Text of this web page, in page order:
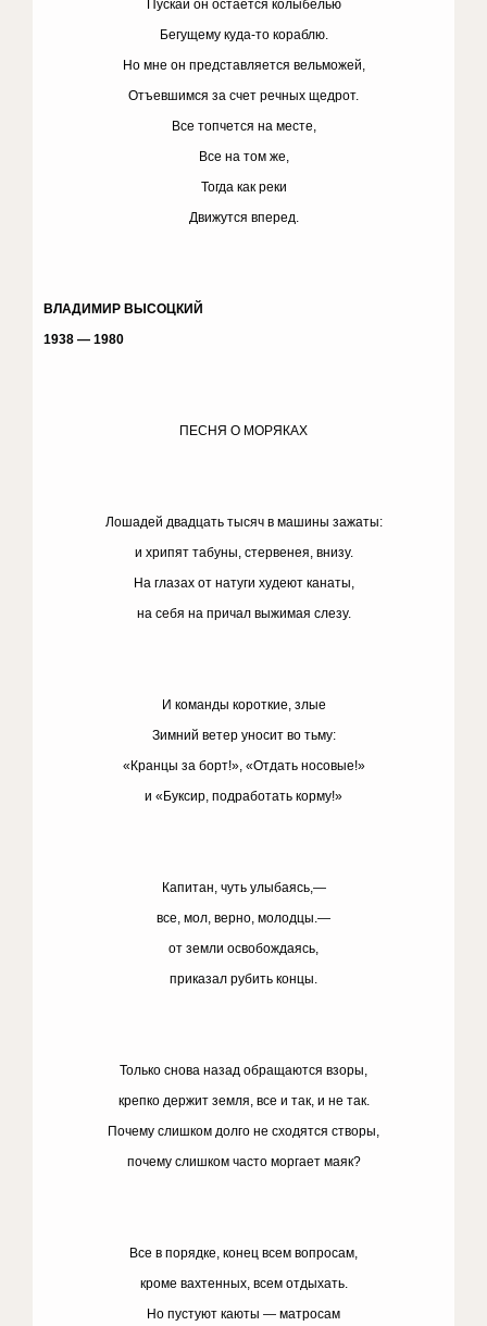
Пускай он остается колыбелью
Бегущему куда-то кораблю.
Но мне он представляется вельможей,
Отъевшимся за счет речных щедрот.
Все топчется на месте,
Все на том же,
Тогда как реки
Движутся вперед.
ВЛАДИМИР ВЫСОЦКИЙ
1938 — 1980
ПЕСНЯ О МОРЯКАХ
Лошадей двадцать тысяч в машины зажаты:
и хрипят табуны, стервенея, внизу.
На глазах от натуги худеют канаты,
на себя на причал выжимая слезу.
И команды короткие, злые
Зимний ветер уносит во тьму:
«Кранцы за борт!», «Отдать носовые!»
и «Буксир, подработать корму!»
Капитан, чуть улыбаясь,—
все, мол, верно, молодцы.—
от земли освобождаясь,
приказал рубить концы.
Только снова назад обращаются взоры,
крепко держит земля, все и так, и не так.
Почему слишком долго не сходятся створы,
почему слишком часто моргает маяк?
Все в порядке, конец всем вопросам,
кроме вахтенных, всем отдыхать.
Но пустуют каюты — матросам